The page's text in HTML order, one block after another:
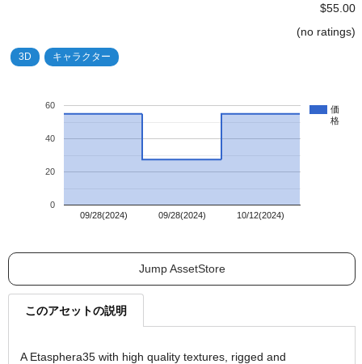
$55.00
(no ratings)
3D キャラクター
価
格
09/28(2024) 09/28(2024) 10/12(2024)
0
20
40
60
Jump AssetStore
このアセットの説明
A Etasphera35 with high quality textures, rigged and